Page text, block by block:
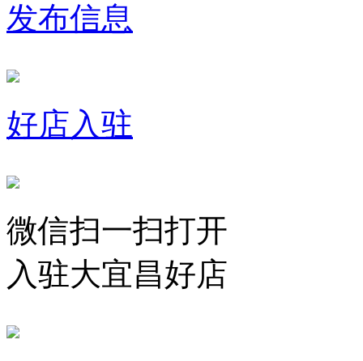
发布信息
好店入驻
微信扫一扫打开
入驻大宜昌好店